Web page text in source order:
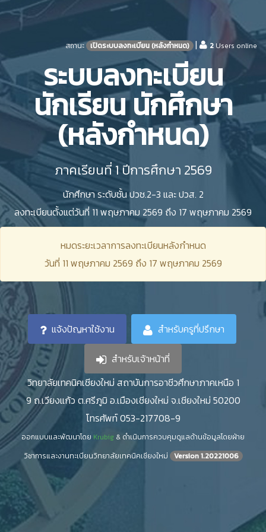
สถานะ เปิดระบบลงทะเบียน (หลังกำหนด) | 2 Users online
ระบบลงทะเบียน
นักเรียน นักศึกษา
(หลังกำหนด)
ภาคเรียนที่ 1 ปีการศึกษา 2569
นักศึกษา ระดับชั้น ปวช.2-3 และ ปวส. 2
ลงทะเบียนตั้งแต่วันที่ 11 พฤษภาคม 2569 ถึง 17 พฤษภาคม 2569
หมดระยะเวลาการลงทะเบียนหลังกำหนด
วันที่ 11 พฤษภาคม 2569 ถึง 17 พฤษภาคม 2569
แจ้งปัญหาใช้งาน สำหรับครูที่ปรึกษา
สำหรับเจ้าหน้าที่
วิทยาลัยเทคนิคเชียงใหม่ สถาบันการอาชีวศึกษาภาคเหนือ 1
9 ถ.เวียงแก้ว ต.ศรีภูมิ อ.เมืองเชียงใหม่ จ.เชียงใหม่ 50200
โทรศัพท์ 053-217708-9
ออกแบบและพัฒนาโดย Krubig & ดำเนินการควบคุมดูแลด้านข้อมูลโดยฝ่าย
วิชาการและงานทะเบียนวิทยาลัยเทคนิคเชียงใหม่
Version 1.20221006